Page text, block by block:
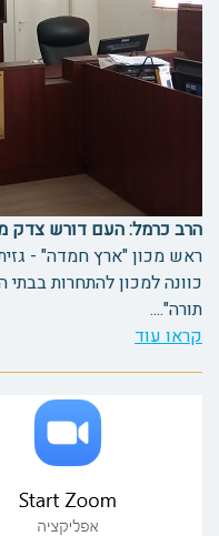
הרב כרמל: העם דורש צדק
ראש מכון "ארץ חמדה" -
כוונה למכון להתחרות בבתי
תורה"....
קראו עוד